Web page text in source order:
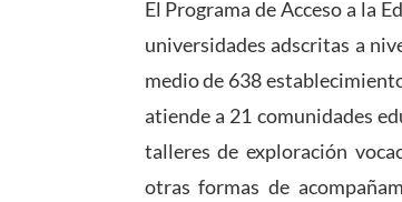
El Programa de Acceso a la
universidades adscritas a
medio de 638
atiende a 21 comunidades
talleres de exploración
otras formas de